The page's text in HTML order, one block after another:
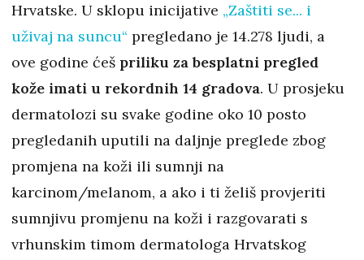
Hrvatske. U sklopu inicijative „Zaštiti se... i
uživaj na suncu“ pregledano je 14.278 ljudi, a
ove godine ćeš priliku za besplatni pregled
kože imati u rekordnih 14 gradova. U prosjeku
dermatolozi su svake godine oko 10 posto
pregledanih uputili na daljnje preglede zbog
promjena na koži ili sumnji na
karcinom/melanom, a ako i ti želiš provjeriti
sumnjivu promjenu na koži i razgovarati s
vrhunskim timom dermatologa Hrvatskog